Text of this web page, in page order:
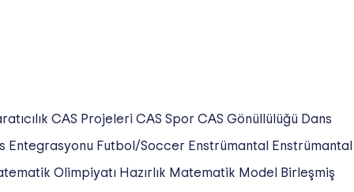
CAS Projeleri CAS Spor CAS Gönüllülüğü Dans
Entegrasyonu Futbol/Soccer Enstrümantal
Enstrümantal
Olimpiyatı Hazırlık Matematik Model Birleşmiş